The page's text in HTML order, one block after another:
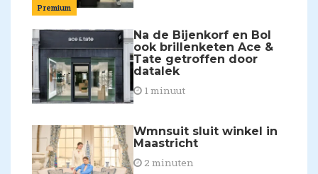
Premium
Na de Bijenkorf en Bol
ook brillenketen Ace &
Tate getroffen door
datalek
1 minuut
Wmnsuit sluit winkel in
Maastricht
2 minuten